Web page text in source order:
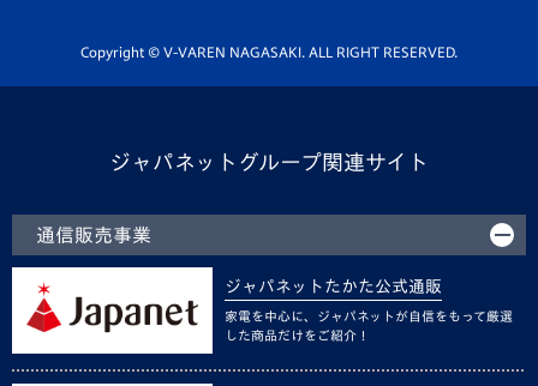
ホームタウン活動
Copyright © V-VAREN NAGASAKI. ALL RIGHT RESERVED.
ジャパネットグループ関連サイト
通信販売事業
ジャパネットたかた公式通販
家電を中心に、ジャパネットが自信をもって厳選
した商品だけをご紹介！